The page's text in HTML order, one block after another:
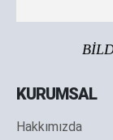
KURUMSAL
Hakkımızda